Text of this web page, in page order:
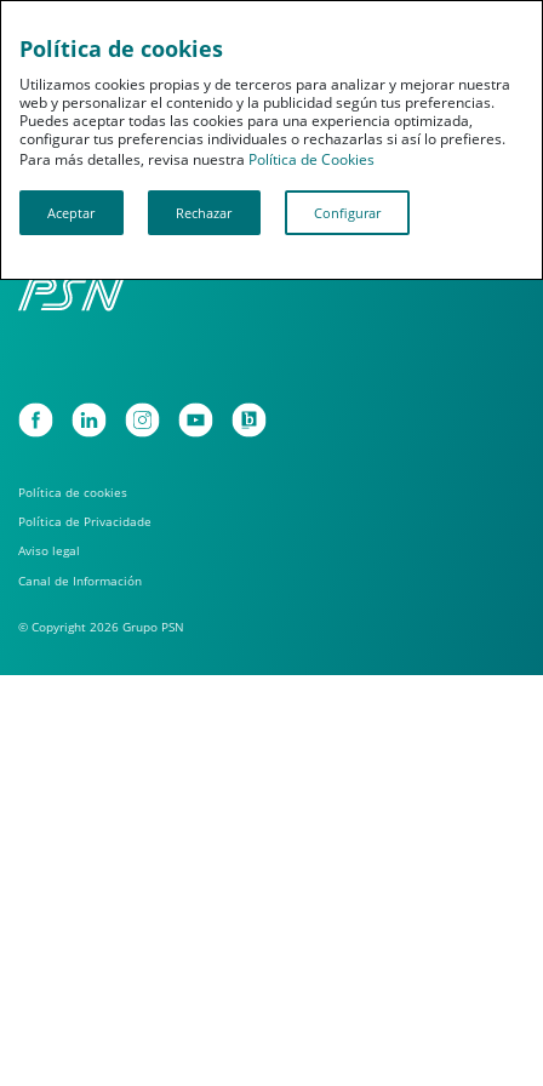
Política de cookies
Utilizamos cookies propias y de terceros para analizar y mejorar nuestra
web y personalizar el contenido y la publicidad según tus preferencias.
Puedes aceptar todas las cookies para una experiencia optimizada,
configurar tus preferencias individuales o rechazarlas si así lo prefieres.
Para más detalles, revisa nuestra Política de Cookies
Aceptar Rechazar Configurar
Política de cookies
Política de Privacidade
Aviso legal
Canal de Información
© Copyright 2026 Grupo PSN